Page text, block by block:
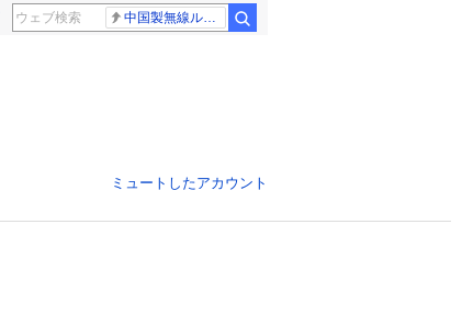
中国製無線ルーター
ミュートしたアカウント